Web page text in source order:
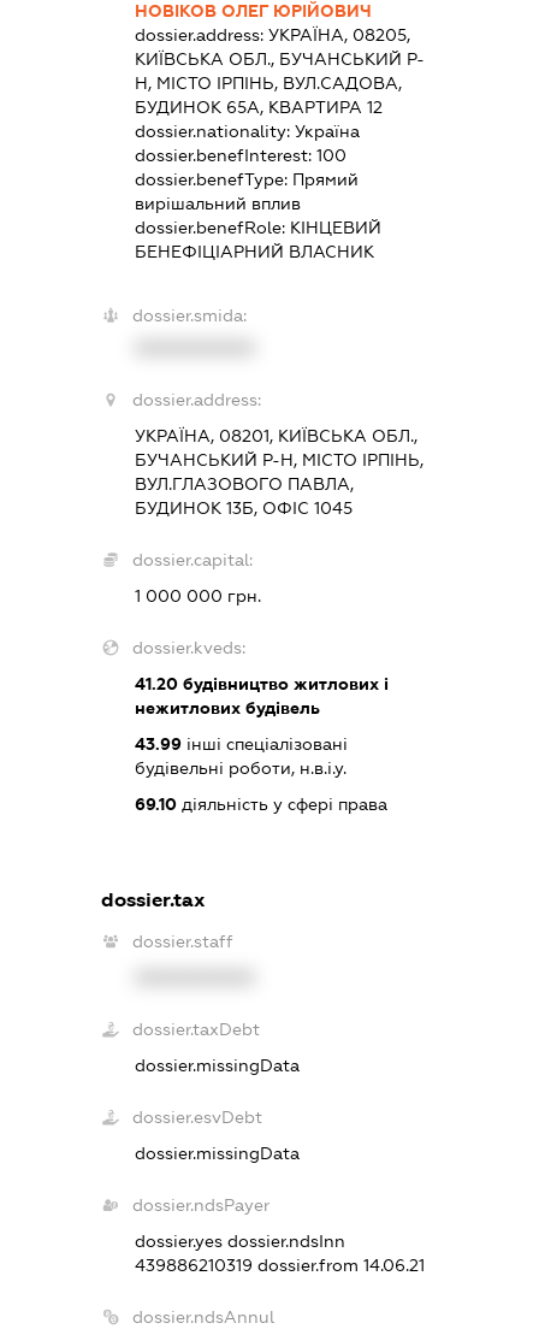
НОВІКОВ ОЛЕГ ЮРІЙОВИЧ
dossier.address: УКРАЇНА, 08205,
КИЇВСЬКА ОБЛ., БУЧАНСЬКИЙ Р-
Н, МІСТО ІРПІНЬ, ВУЛ.САДОВА,
БУДИНОК 65А, КВАРТИРА 12
dossier.nationality: Україна
dossier.benefInterest: 100
dossier.benefType: Прямий
вирішальний вплив
dossier.benefRole: КІНЦЕВИЙ
БЕНЕФІЦІАРНИЙ ВЛАСНИК
dossier.smida:
dossier.address:
УКРАЇНА, 08201, КИЇВСЬКА ОБЛ.,
БУЧАНСЬКИЙ Р-Н, МІСТО ІРПІНЬ,
ВУЛ.ГЛАЗОВОГО ПАВЛА,
БУДИНОК 13Б, ОФІС 1045
dossier.capital:
1 000 000 грн.
dossier.kveds:
41.20будівництво житлових і
нежитлових будівель
43.99інші спеціалізовані
будівельні роботи, н.в.і.у.
69.10діяльність у сфері права
dossier.tax
dossier.staff
dossier.taxDebt
dossier.missingData
dossier.esvDebt
dossier.missingData
dossier.ndsPayer
dossier.yes dossier.ndsInn
439886210319 dossier.from 14.06.21
dossier.ndsAnnul